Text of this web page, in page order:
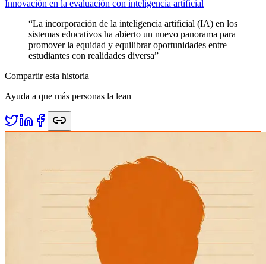
Innovación en la evaluación con inteligencia artificial
“La incorporación de la inteligencia artificial (IA) en los
sistemas educativos ha abierto un nuevo panorama para
promover la equidad y equilibrar oportunidades entre
estudiantes con realidades diversa”
Compartir esta historia
Ayuda a que más personas la lean